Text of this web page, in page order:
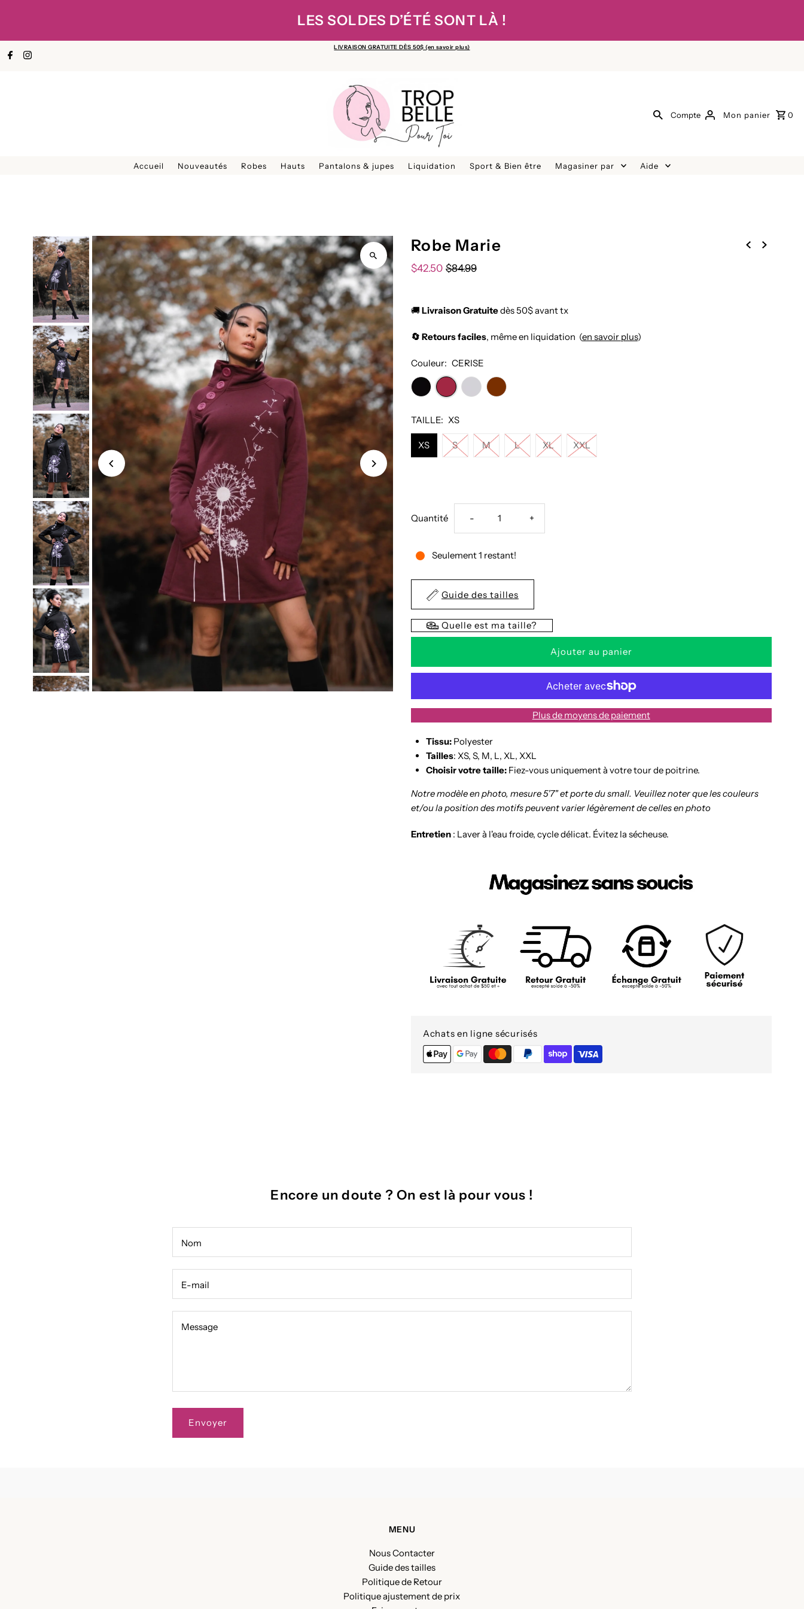
LES SOLDES D’ÉTÉ SONT LÀ !
LIVRAISON GRATUITE DÈS 50$ (en savoir plus)
Compte Mon panier 0
Accueil Nouveautés Robes Hauts Pantalons & jupes Liquidation Sport & Bien être Magasiner par Aide
Robe Marie
$42.50 $84.99
🚚 Livraison Gratuitedès 50$ avant tx
🔄 Retours faciles, même en liquidation (en savoir plus)
Couleur: CERISE
TAILLE: XS
XS S M L XL XXL
Quantité Réduire
Robe
- Augmenter
Robe
+
Seulement 1 restant!
Guide des tailles
Quelle est ma taille?
Plus de moyens de paiement
Tissu: Polyester
Tailles: XS, S, M, L, XL, XXL
Choisir votre taille: Fiez-vous uniquement à votre tour de poitrine.
Notre modèle en photo, mesure 5'7" et porte du small. Veuillez noter que les couleurs
et/ou la position des motifs peuvent varier légèrement de celles en photo
Entretien: Laver à l'eau froide, cycle délicat. Évitez la sécheuse.
Achats en ligne sécurisés
Encore un doute ? On est là pour vous !
Nom
E-mail
Message
Message
MENU
Nous Contacter
Guide des tailles
Politique de Retour
Politique ajustement de prix